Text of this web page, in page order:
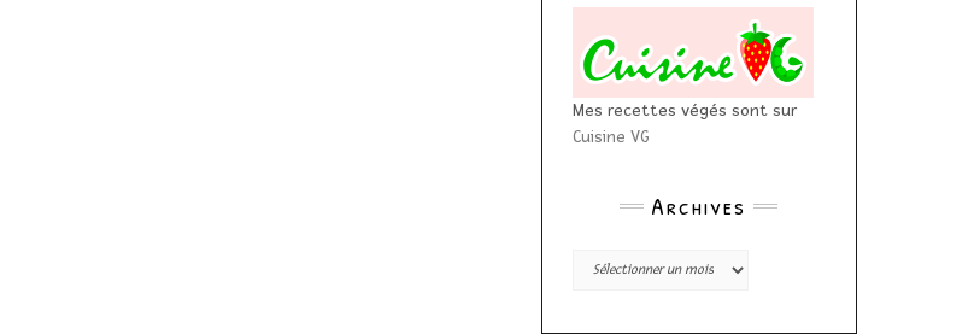
Mes recettes végés sont sur
Cuisine VG
Archives
Archives